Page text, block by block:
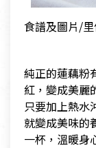
食譜及圖片/
純正的蓮藕粉
紅，變成美麗
只要加上熱水
就變成美味的
一杯，溫暖身